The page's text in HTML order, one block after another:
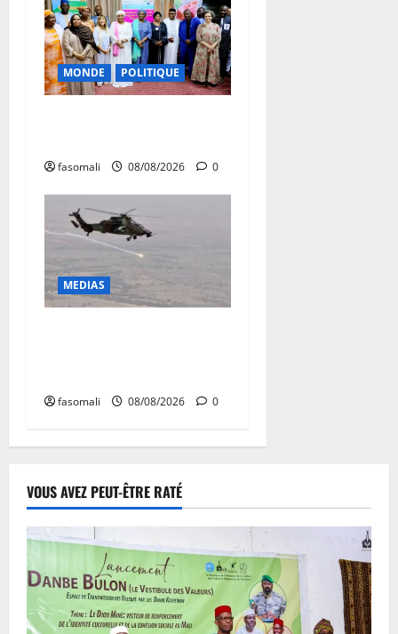
MONDE POLITIQUE
fasomali 08/08/2026 0
MEDIAS
fasomali 08/08/2026 0
VOUS AVEZ PEUT-ÊTRE RATÉ